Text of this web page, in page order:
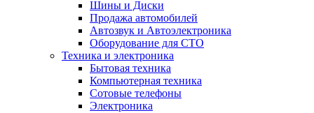
Шины и Диски
Продажа автомобилей
Автозвук и Автоэлектроника
Оборудование для СТО
Техника и электроника
Бытовая техника
Компьютерная техника
Сотовые телефоны
Электроника